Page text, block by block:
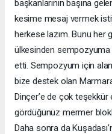
başkanlarının başına
kesime mesaj vermek
herkese lazım. Bunu her
ülkesinden sempozyuma
etti. Sempozyum için
bize destek olan
Dinçer’e de çok teşekkür
gördüğünüz mermer
Daha sonra da